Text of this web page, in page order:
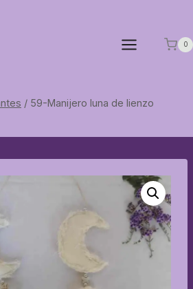
0
/ 59-Manijero luna de lienzo